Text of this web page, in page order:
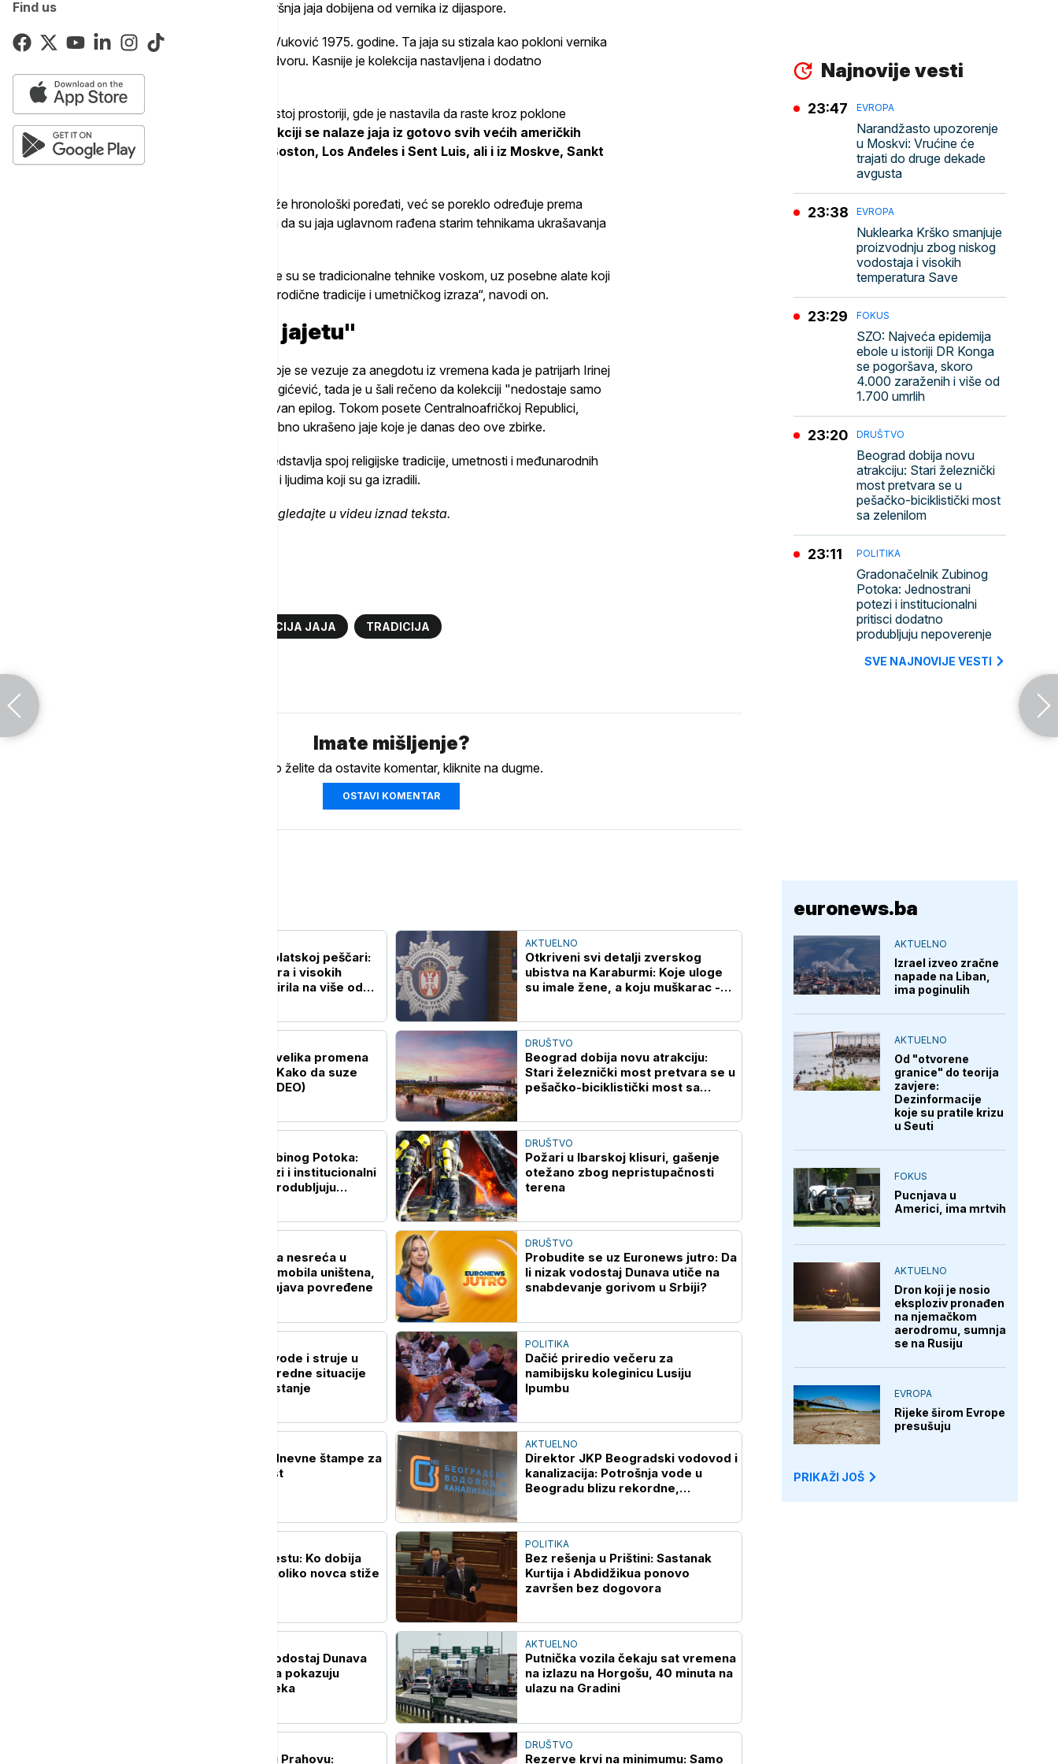
Find uskanadske i američke eparhije, čuvao vaskršnja jaja dobijena od vernika iz dijaspore.
"Ovu kolekciju je započeo episkop Sava Vuković 1975. godine. Ta jaja su stizala kao pokloni vernika
iz Amerike i on ih je čuvao u Eparhijskom dvoru. Kasnije je kolekcija nastavljena i dodatno
obogaćena“, naveo je Bogićević.
On dodaje da se kolekcija i danas čuva u istoj prostoriji, gde je nastavila da raste kroz poklone
episkopima i mitropoliji. Kako ističe,
u kolekciji se nalaze jaja iz gotovo svih većih američkih
gradova, uključujući Čikago, Njujork, Boston, Los Anđeles i Sent Luis, ali i iz Moskve, Sankt
Peterburga i drugih gradova.
Zbog toga se, kako kaže, kolekcija ne može hronološki poređati, već se poreklo određuje prema
motivima i ukrasima. Bogićević objašnjava da su jaja uglavnom rađena starim tehnikama ukrašavanja
"To su prava mala umetnička dela. Koristile su se tradicionalne tehnike voskom, uz posebne alate koji
su se pravili ručno. Svako jaje nosi deo porodične tradicije i umetničkog izraza“, navodi on.
Anegdota o "Nojevom jajetu"
Posebnu priču u kolekciji ima i jedno jaje koje se vezuje za anegdotu iz vremena kada je patrijarh Irinej
boravio u Kragujevcu. Kako se priseća Bogićević, tada je u šali rečeno da kolekciji "nedostaje samo
Nojevo jaje", što je kasnije dobilo neočekivan epilog. Tokom posete Centralnoafričkoj Republici,
episkopu šumadijskom je poklonjeno posebno ukrašeno jaje koje je danas deo ove zbirke.
Kolekcija u Vladičanskom dvoru danas predstavlja spoj religijske tradicije, umetnosti i međunarodnih
kontakata, a svako jaje nosi priču o mestu i ljudima koji su ga izradili.
Detaljnije pogledajte u videu iznad teksta.
KOLEKCIJA JAJA TRADICIJA
Imate mišljenje?
Ukoliko želite da ostavite komentar, kliknite na dugme.
OSTAVI KOMENTAR
Novi požar u Deliblatskoj peščari:
Vatra se zbog vetra i visokih
temperatura proširila na više od
AKTUELNO
Otkriveni svi detalji zverskog
ubistva na Karaburmi: Koje uloge
su imale žene, a koju muškarac -
Polazak u vrtić je velika promena
za celu porodicu: Kako da suze
traju što kraće (VIDEO)
DRUŠTVO
Beograd dobija novu atrakciju:
Stari železnički most pretvara se u
pešačko-biciklistički most sa
Gradonačelnik Zubinog Potoka:
Jednostrani potezi i institucionalni
pritisci dodatno produbljuju
DRUŠTVO
Požari u Ibarskoj klisuri, gašenje
otežano zbog nepristupačnosti
terena
Teška saobraćajna nesreća u
Grockoj: Dva automobila uništena,
Hitna pomoć zbrinjava povređene
DRUŠTVO
Probudite se uz Euronews jutro: Da
li nizak vodostaj Dunava utiče na
snabdevanje gorivom u Srbiji?
Nema restrikcija vode i struje u
Srbiji: Štab za vanredne situacije
objavio najnovije stanje
POLITIKA
Dačić priredio večeru za
namibijsku koleginicu Lusiju
Ipumbu
Naslovne strane dnevne štampe za
četvrtak, 6. avgust
AKTUELNO
Direktor JKP Beogradski vodovod i
kanalizacija: Potrošnja vode u
Beogradu blizu rekordne,
Sve na jednom mestu: Ko dobija
državnu pomoć, koliko novca stiže
POLITIKA
Bez rešenja u Prištini: Sastanak
Kurtija i Abdidžikua ponovo
završen bez dogovora
Rekordno nizak vodostaj Dunava
nije slučajnost: Šta pokazuju
podaci i šta nas čeka
AKTUELNO
Putnička vozila čekaju sat vremena
na izlazu na Horgošu, 40 minuta na
ulazu na Gradini
Euronews Srbija u Prahovu:
DRUŠTVO
Rezerve krvi na minimumu: Samo
Najnovije vesti
EVROPA
Narandžasto upozorenje
u Moskvi: Vrućine će
trajati do druge dekade
avgusta
23:47
EVROPA
Nuklearka Krško smanjuje
proizvodnju zbog niskog
vodostaja i visokih
temperatura Save
23:38
FOKUS
SZO: Najveća epidemija
ebole u istoriji DR Konga
se pogoršava, skoro
4.000 zaraženih i više od
1.700 umrlih
23:29
DRUŠTVO
Beograd dobija novu
atrakciju: Stari železnički
most pretvara se u
pešačko-biciklistički most
sa zelenilom
23:20
POLITIKA
Gradonačelnik Zubinog
Potoka: Jednostrani
potezi i institucionalni
pritisci dodatno
produbljuju nepoverenje
23:11
SVE NAJNOVIJE VESTI
euronews.ba
AKTUELNO
Izrael izveo zračne
napade na Liban,
ima poginulih
AKTUELNO
Od "otvorene
granice" do teorija
zavjere:
Dezinformacije
koje su pratile krizu
u Seuti
FOKUS
Pucnjava u
Americi, ima mrtvih
AKTUELNO
Dron koji je nosio
eksploziv pronađen
na njemačkom
aerodromu, sumnja
se na Rusiju
EVROPA
Rijeke širom Evrope
presušuju
PRIKAŽI JOŠ